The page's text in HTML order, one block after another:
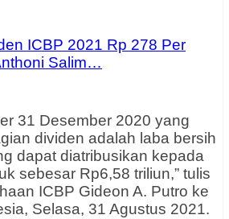
ICBP 2021 Rp 278 Per
Salim…
31 Desember 2020 yang
dividen adalah laba bersih
dapat diatribusikan kepada
sebesar Rp6,58 triliun,” tulis
ICBP Gideon A. Putro ke
Selasa, 31 Agustus 2021.